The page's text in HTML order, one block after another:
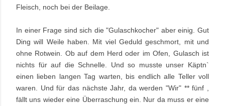
Fleisch, noch bei der Beilage.
In einer Frage sind sich die "Gulaschkocher" aber einig. Gut
Ding will Weile haben. Mit viel Geduld geschmort, mit und
ohne Rotwein. Ob auf dem Herd oder im Ofen, Gulasch ist
nichts für auf die Schnelle. Und so musste unser Käptn`
einen lieben langen Tag warten, bis endlich alle Teller voll
waren. Und für das nächste Jahr, da werden "Wir" ** fünf ,
fällt uns wieder eine Überraschung ein. Nur da muss er eine